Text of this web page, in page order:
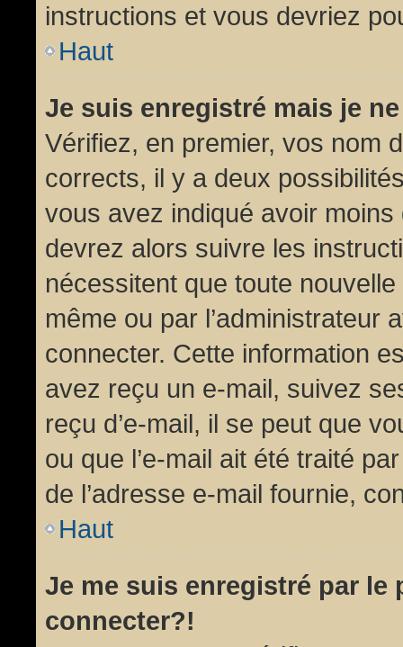
instructions et vous devriez
Haut
Je suis enregistré mais je
Vérifiez, en premier, vos nom
corrects, il y a deux
vous avez indiqué avoir
devrez alors suivre les
nécessitent que toute
même ou par l’administrateur
connecter. Cette information
avez reçu un e-mail, suivez
reçu d’e-mail, il se peut que
ou que l’e-mail ait été traité
de l’adresse e-mail fournie,
Haut
Je me suis enregistré par le
connecter?!